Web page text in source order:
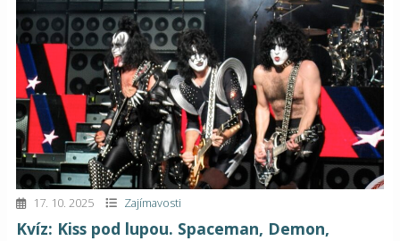
17. 10. 2025 Zajímavosti
Kvíz: Kiss pod lupou. Spaceman, Demon,